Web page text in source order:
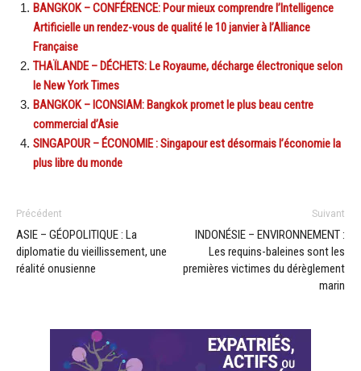
BANGKOK – CONFÉRENCE: Pour mieux comprendre l’Intelligence
Artificielle un rendez-vous de qualité le 10 janvier à l’Alliance
Française
THAÏLANDE – DÉCHETS: Le Royaume, décharge électronique selon
le New York Times
BANGKOK – ICONSIAM: Bangkok promet le plus beau centre
commercial d’Asie
SINGAPOUR – ÉCONOMIE : Singapour est désormais l’économie la
plus libre du monde
Précédent
ASIE – GÉOPOLITIQUE : La
diplomatie du vieillissement, une
réalité onusienne
Suivant
INDONÉSIE – ENVIRONNEMENT :
Les requins-baleines sont les
premières victimes du dérèglement
marin